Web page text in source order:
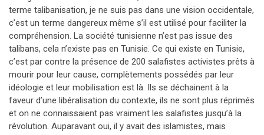
terme talibanisation, je ne suis pas dans une vision occidentale,
c’est un terme dangereux même s’il est utilisé pour faciliter la
compréhension. La société tunisienne n’est pas issue des
talibans, cela n’existe pas en Tunisie. Ce qui existe en Tunisie,
c’est par contre la présence de 200 salafistes activistes prêts à
mourir pour leur cause, complètements possédés par leur
idéologie et leur mobilisation est là. Ils se déchainent à la
faveur d’une libéralisation du contexte, ils ne sont plus réprimés
et on ne connaissaient pas vraiment les salafistes jusqu’à la
révolution. Auparavant oui, il y avait des islamistes, mais